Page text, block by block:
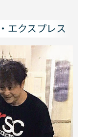
エクスプレス